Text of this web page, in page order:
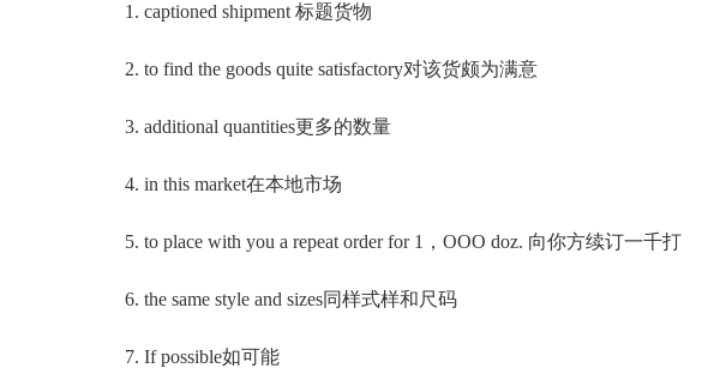
1. captioned shipment 标题货物
2. to find the goods quite satisfactory对该货颇为满意
3. additional quantities更多的数量
4. in this market在本地市场
5. to place with you a repeat order for 1，OOO doz. 向你方续订一千打
6. the same style and sizes同样式样和尺码
7. If possible如可能